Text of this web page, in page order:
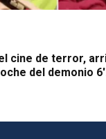
cine de terror,
del demonio